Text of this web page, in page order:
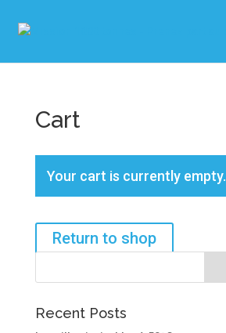
Cart
Your cart is currently empty.
Return to shop
Recent Posts